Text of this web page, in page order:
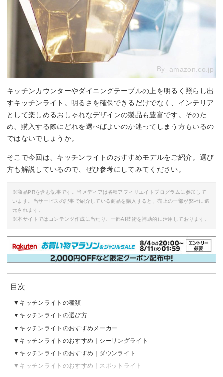
By: amazon.co.jp
キッチンカウンターやダイニングテーブルの上を明るく照らし出
すキッチンライト。明るさを確保できるだけでなく、インテリア
として楽しめるおしゃれなデザインの製品も豊富です。そのた
め、購入する際にどれを選べばよいのか迷ってしまう方もいるの
ではないでしょうか。
そこで今回は、キッチンライトのおすすめモデルをご紹介。選び
方も解説しているので、ぜひ参考にしてみてください。
※商品PRを含む記事です。当メディアは各種アフィリエイトプログラムに参加して
います。当サービスの記事で紹介している商品を購入すると、売上の一部が弊社に還
元されます。
※本サイトではコンテンツ作成に当たり、一部AI技術を補助的に活用しております。
目次
キッチンライトの種類
キッチンライトの選び方
キッチンライトのおすすめメーカー
キッチンライトのおすすめ｜シーリングライト
キッチンライトのおすすめ｜ダウンライト
キッチンライトのおすすめ｜スポットライト